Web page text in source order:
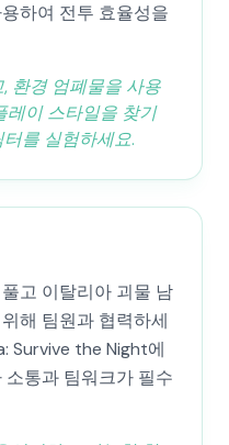
하여 전투 효율성을
환경 엄폐물을 사용
레이 스타일을 찾기
를 실험하세요.
고 이탈리아 괴물 남
해 팀원과 협력하세
Survive the Night에
통과 팀워크가 필수